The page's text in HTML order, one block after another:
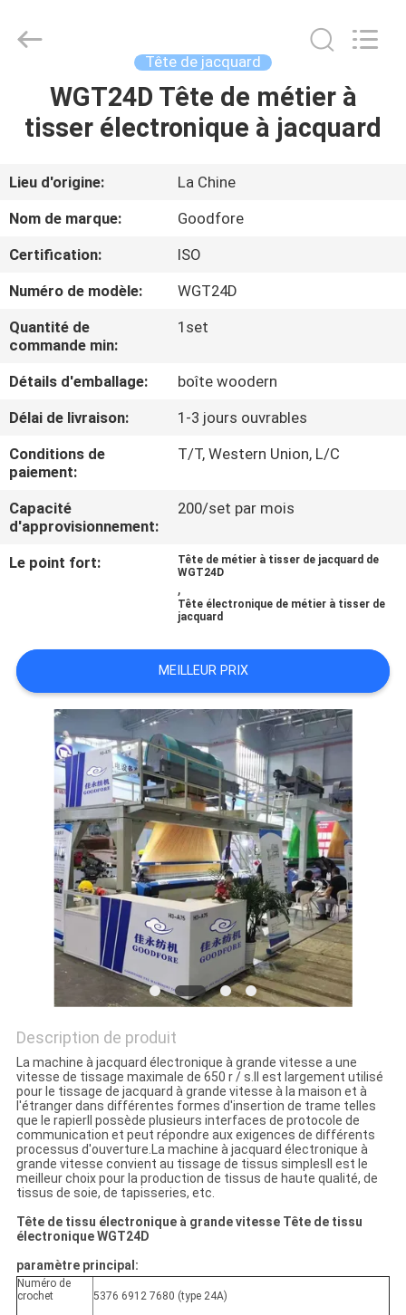
LA
PRODUITS
À
DE
NOUS
VISITE
DE
L'USINE
LA
QUALITÉ
NOUS
CONTACTER
NOUVELLES
DEMANDEZ
UN DEVIS
SITE
PRIVACY
POLICY
Goodfore
Tête de jacquard
WGT24D Tête de métier à
tisser électronique à jacquard
Lieu d'origine:
La Chine
Nom de marque:
Goodfore
Certification:
ISO
Numéro de modèle:
WGT24D
Quantité de
commande min:
1set
Détails d'emballage:
boîte woodern
Délai de livraison:
1-3 jours ouvrables
Conditions de
paiement:
T/T, Western Union, L/C
Capacité
d'approvisionnement:
200/set par mois
Le point fort:
Tête de métier à tisser de jacquard de
WGT24D
,
Tête électronique de métier à tisser de
jacquard
MEILLEUR PRIX
Description de produit
La machine à jacquard électronique à grande vitesse a une
vitesse de tissage maximale de 650 r / s.Il est largement utilisé
pour le tissage de jacquard à grande vitesse à la maison et à
l'étranger dans différentes formes d'insertion de trame telles
que le rapierIl possède plusieurs interfaces de protocole de
communication et peut répondre aux exigences de différents
processus d'ouverture.La machine à jacquard électronique à
grande vitesse convient au tissage de tissus simplesIl est le
meilleur choix pour la production de tissus de haute qualité, de
tissus de soie, de tapisseries, etc.
Tête de tissu électronique à grande vitesse Tête de tissu
électronique WGT24D
paramètre principal:
Numéro de
crochet
5376 6912 7680 (type 24A)